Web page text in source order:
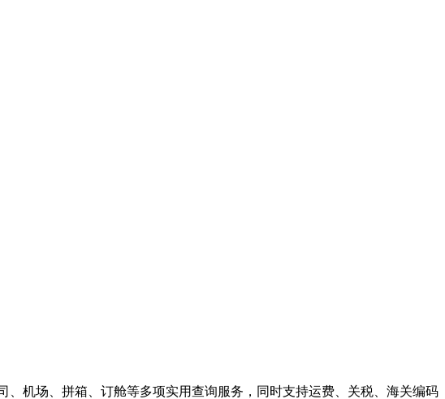
机场、拼箱、订舱等多项实用查询服务，同时支持运费、关税、海关编码